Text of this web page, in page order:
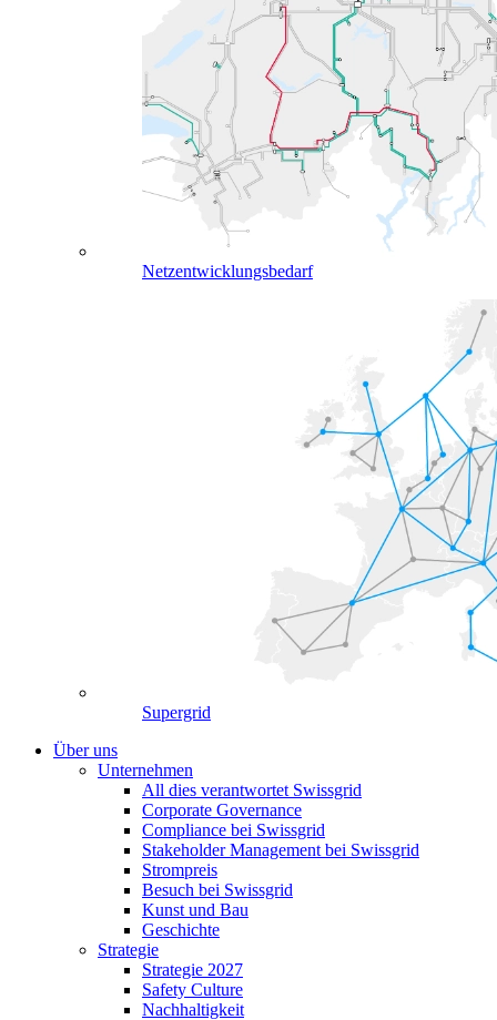
Netzentwicklungsbedarf
Supergrid
Über uns
Unternehmen
All dies verantwortet Swissgrid
Corporate Governance
Compliance bei Swissgrid
Stakeholder Management bei Swissgrid
Strompreis
Besuch bei Swissgrid
Kunst und Bau
Geschichte
Strategie
Strategie 2027
Safety Culture
Nachhaltigkeit